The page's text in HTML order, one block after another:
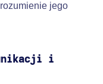
jego
i